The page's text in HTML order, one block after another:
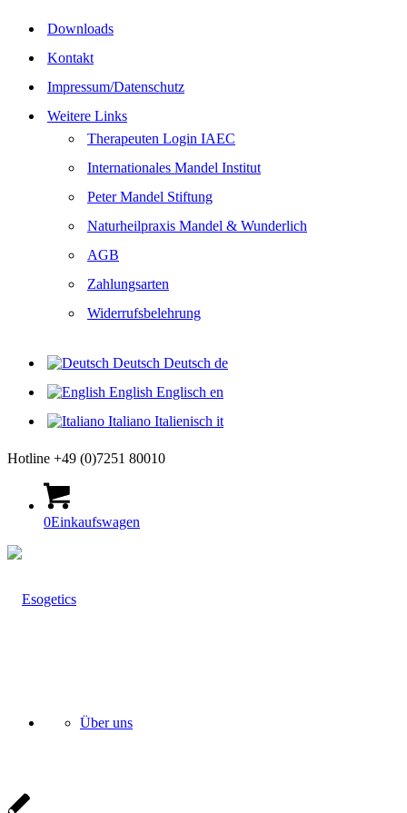
Downloads
Kontakt
Impressum/Datenschutz
Weitere Links
Therapeuten Login IAEC
Internationales Mandel Institut
Peter Mandel Stiftung
Naturheilpraxis Mandel & Wunderlich
AGB
Zahlungsarten
Widerrufsbelehrung
Deutsch Deutsch de
English Englisch en
Italiano Italienisch it
Hotline +49 (0)7251 80010
0Einkaufswagen
Über uns